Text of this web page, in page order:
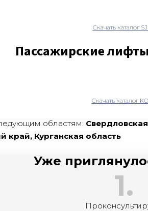
Скачать каталог
Пассажирские
Скачать каталог
областям:
край, Курганская область
Уже
1.